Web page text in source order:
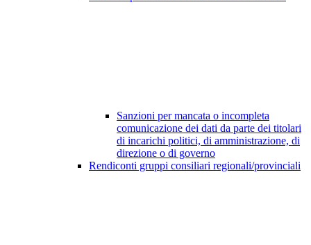
Sanzioni per mancata o incompleta
comunicazione dei dati da parte dei titolari
di incarichi politici, di amministrazione, di
direzione o di governo
Rendiconti gruppi consiliari regionali/provinciali